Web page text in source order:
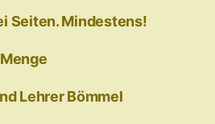
Seiten. Mindestens!
Lehrer Bömmel